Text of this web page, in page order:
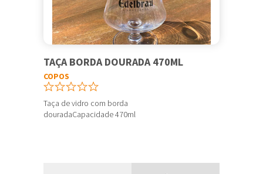
TAÇA BORDA DOURADA 470ML
COPOS
Taça de vidro com borda
douradaCapacidade 470ml